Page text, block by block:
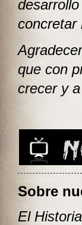
concretar
que con
crecer y
Sobre
El